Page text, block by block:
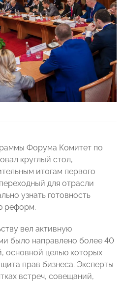
Форума Комитет по
круглый стол,
итогам первого
для отрасли
узнать готовность
реформ.
вел активную
было направлено более 40
основной целью которых
прав бизнеса. Эксперты
встреч, совещаний,